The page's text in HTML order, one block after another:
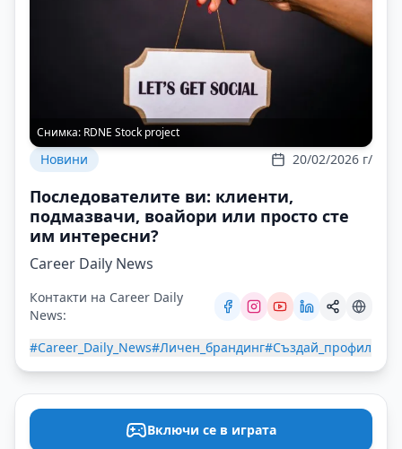
Снимка: RDNE Stock project
Новини 20/02/2026 г/
Последователите ви: клиенти,
подмазвачи, воайoри или просто сте
им интересни?
Career Daily News
Контакти на Career Daily
News:
#Career_Daily_News#Личен_брандинг#Създай_профил
Включи се в играта